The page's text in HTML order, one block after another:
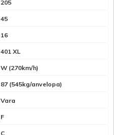
205
45
16
401 XL
W (270km/h)
87 (545kg/anvelopa)
Vara
F
C